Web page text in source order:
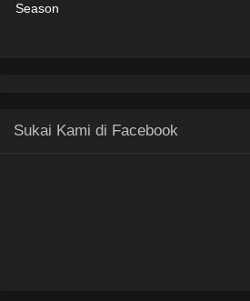
Season
Sukai Kami di Facebook